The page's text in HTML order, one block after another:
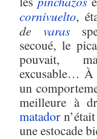
cornivuelto,
de varas
secoué, le
pouvait,
excusable… À
un
meilleure à
matador
une estocade